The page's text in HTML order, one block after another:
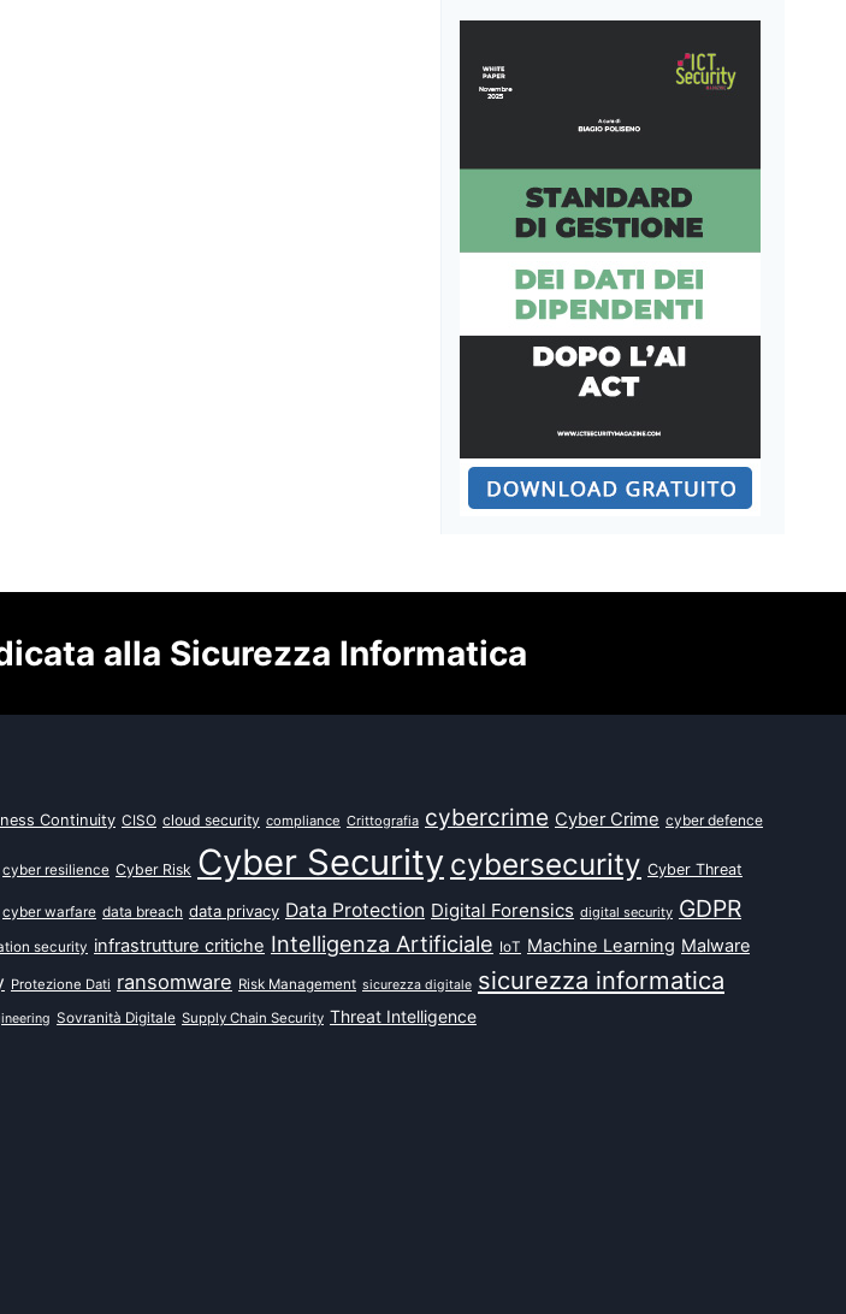
alla Sicurezza Informatica
Continuity CISO cloud security compliance Crittografia cybercrime Cyber Crime cyber defence
cyber resilience Cyber Risk Cyber Security cybersecurity Cyber Threat
cyber warfare data breach data privacy Data Protection Digital Forensics digital security GDPR
security infrastrutture critiche Intelligenza Artificiale IoT Machine Learning Malware
Protezione Dati ransomware Risk Management sicurezza digitale sicurezza informatica
Sovranità Digitale Supply Chain Security Threat Intelligence